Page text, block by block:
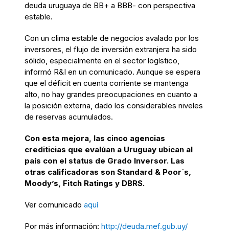
deuda uruguaya de BB+ a BBB- con perspectiva
estable.
Con un clima estable de negocios avalado por los
inversores, el flujo de inversión extranjera ha sido
sólido, especialmente en el sector logístico,
informó R&I en un comunicado. Aunque se espera
que el déficit en cuenta corriente se mantenga
alto, no hay grandes preocupaciones en cuanto a
la posición externa, dado los considerables niveles
de reservas acumulados.
Con esta mejora, las cinco agencias
crediticias que evalúan a Uruguay ubican al
país con el status de Grado Inversor. Las
otras calificadoras son Standard & Poor´s,
Moody’s, Fitch Ratings y DBRS.
Ver comunicado aquí
Por más información: http://deuda.mef.gub.uy/